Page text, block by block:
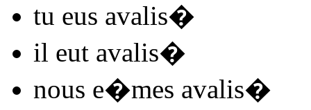
tu eus avalis�
il eut avalis�
nous e�mes avalis�